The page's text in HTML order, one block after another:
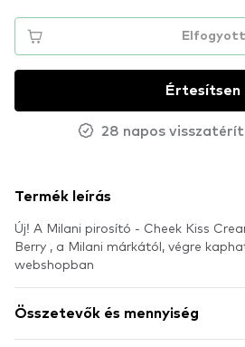
Elfogyott
Értesítsen
28 napos
Termék leírás
Új! A Milani pirosító - Cheek Kiss
Berry , a Milani márkától, végre
webshopban
Összetevők és mennyiség